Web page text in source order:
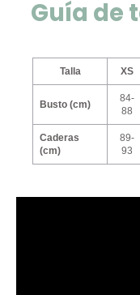
Guía de
Talla XS
Busto (cm)
84-
88
Caderas
(cm)
89-
93